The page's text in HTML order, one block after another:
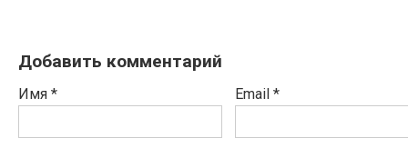
Добавить комментарий
Имя * Email *